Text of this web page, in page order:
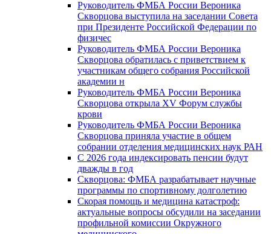
Руководитель ФМБА России Вероника
Скворцова выступила на заседании Совета
при Президенте Российской Федерации по
физичес
Руководитель ФМБА России Вероника
Скворцова обратилась с приветствием к
участникам общего собрания Российской
академии н
Руководитель ФМБА России Вероника
Скворцова открыла XV Форум службы
крови
Руководитель ФМБА России Вероника
Скворцова приняла участие в общем
собрании отделения медицинских наук РАН
С 2026 года индексировать пенсии будут
дважды в год
Скворцова: ФМБА разрабатывает научные
программы по спортивному долголетию
Скорая помощь и медицина катастроф:
актуальные вопросы обсудили на заседании
профильной комиссии Окружного